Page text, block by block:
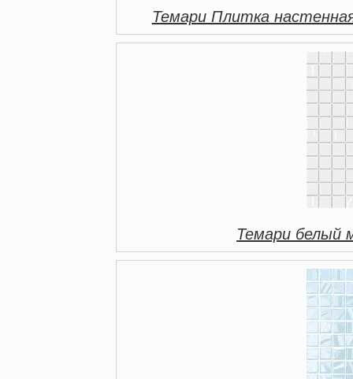
Темари Плитка
Темари белый